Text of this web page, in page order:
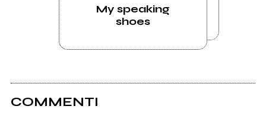
My speaking
shoes
COMMENTI